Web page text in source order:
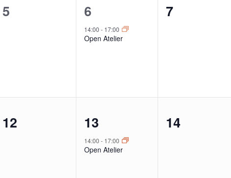
0
evenementen,
5
1
evenement,
6
14:00 - 17:00
Open Atelier
0
7
0
evenementen,
12
1
evenement,
13
14:00 - 17:00
Open Atelier
0
14